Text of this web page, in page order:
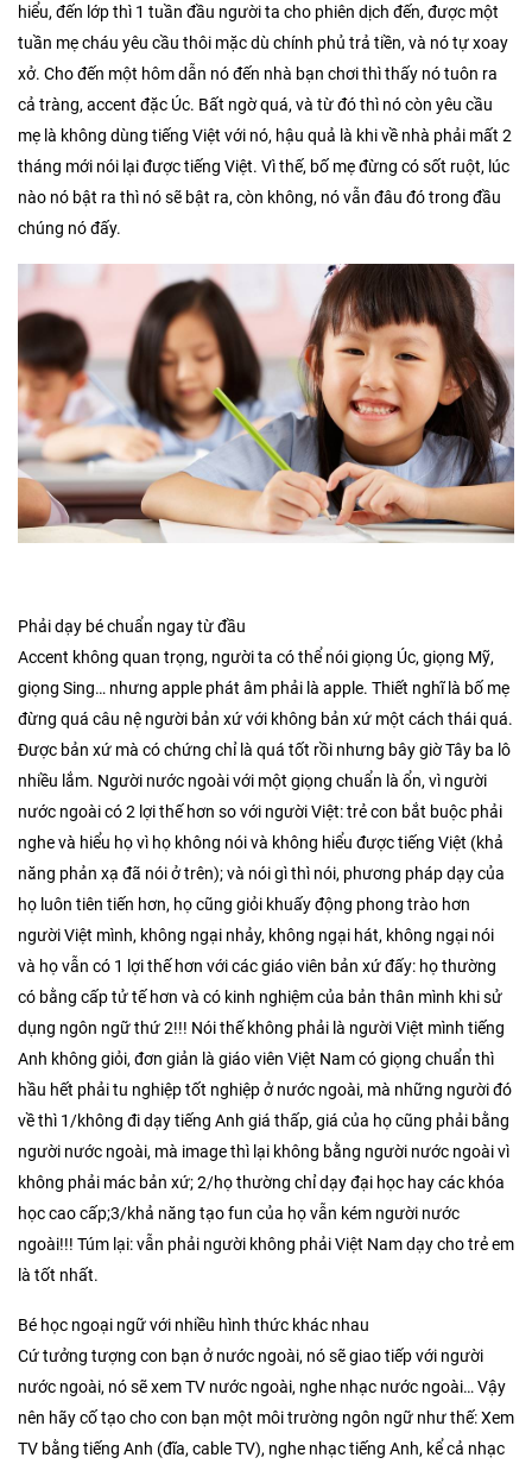
hiểu, đến lớp thì 1 tuần đầu người ta cho phiên dịch đến, được một
tuần mẹ cháu yêu cầu thôi mặc dù chính phủ trả tiền, và nó tự xoay
xở. Cho đến một hôm dẫn nó đến nhà bạn chơi thì thấy nó tuôn ra
cả tràng, accent đặc Úc. Bất ngờ quá, và từ đó thì nó còn yêu cầu
mẹ là không dùng tiếng Việt với nó, hậu quả là khi về nhà phải mất 2
tháng mới nói lại được tiếng Việt. Vì thế, bố mẹ đừng có sốt ruột, lúc
nào nó bật ra thì nó sẽ bật ra, còn không, nó vẫn đâu đó trong đầu
chúng nó đấy.
Phải dạy bé chuẩn ngay từ đầu
Accent không quan trọng, người ta có thể nói giọng Úc, giọng Mỹ,
giọng Sing… nhưng apple phát âm phải là apple. Thiết nghĩ là bố mẹ
đừng quá câu nệ người bản xứ với không bản xứ một cách thái quá.
Được bản xứ mà có chứng chỉ là quá tốt rồi nhưng bây giờ Tây ba lô
nhiều lắm. Người nước ngoài với một giọng chuẩn là ổn, vì người
nước ngoài có 2 lợi thế hơn so với người Việt: trẻ con bắt buộc phải
nghe và hiểu họ vì họ không nói và không hiểu được tiếng Việt (khả
năng phản xạ đã nói ở trên); và nói gì thì nói, phương pháp dạy của
họ luôn tiên tiến hơn, họ cũng giỏi khuấy động phong trào hơn
người Việt mình, không ngại nhảy, không ngại hát, không ngại nói
và họ vẫn có 1 lợi thế hơn với các giáo viên bản xứ đấy: họ thường
có bằng cấp tử tế hơn và có kinh nghiệm của bản thân mình khi sử
dụng ngôn ngữ thứ 2!!! Nói thế không phải là người Việt mình tiếng
Anh không giỏi, đơn giản là giáo viên Việt Nam có giọng chuẩn thì
hầu hết phải tu nghiệp tốt nghiệp ở nước ngoài, mà những người đó
về thì 1/không đi dạy tiếng Anh giá thấp, giá của họ cũng phải bằng
người nước ngoài, mà image thì lại không bằng người nước ngoài vì
không phải mác bản xứ; 2/họ thường chỉ dạy đại học hay các khóa
học cao cấp;3/khả năng tạo fun của họ vẫn kém người nước
ngoài!!! Túm lại: vẫn phải người không phải Việt Nam dạy cho trẻ em
là tốt nhất.
Bé học ngoại ngữ với nhiều hình thức khác nhau
Cứ tưởng tượng con bạn ở nước ngoài, nó sẽ giao tiếp với người
nước ngoài, nó sẽ xem TV nước ngoài, nghe nhạc nước ngoài… Vậy
nên hãy cố tạo cho con bạn một môi trường ngôn ngữ như thế: Xem
TV bằng tiếng Anh (đĩa, cable TV), nghe nhạc tiếng Anh, kể cả nhạc